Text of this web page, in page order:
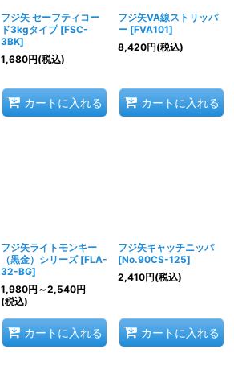
フジ矢 セーフティコー
ド3kgタイプ [FSC-
3BK]
1,680円(税込)
カートに入れる
フジ矢VA線ストリッパ
ー [FVA101]
8,420円(税込)
カートに入れる
フジ矢ライトモンキー
（黒金）シリーズ [FLA-
32-BG]
1,980円 ～2,540円
(税込)
カートに入れる
フジ矢キャッチニッパ
[No.90CS-125]
2,410円(税込)
カートに入れる